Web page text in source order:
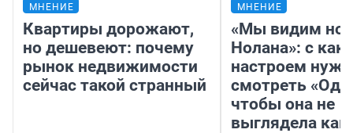
МНЕНИЕ
Квартиры дорожают,
но дешевеют: почему
рынок недвижимости
сейчас такой странный
МНЕНИЕ
«Мы видим
Нолана»: с
настроем
смотреть
чтобы она не
выглядела как